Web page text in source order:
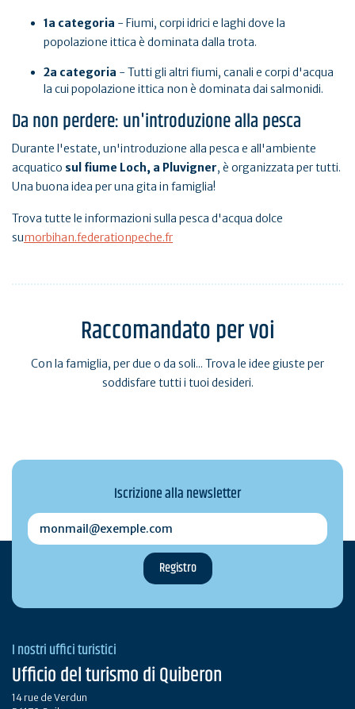
1a categoria - Fiumi, corpi idrici e laghi dove la
popolazione ittica è dominata dalla trota.
2a categoria - Tutti gli altri fiumi, canali e corpi d'acqua
la cui popolazione ittica non è dominata dai salmonidi.
Da non perdere: un'introduzione alla pesca
Durante l'estate, un'introduzione alla pesca e all'ambiente
acquatico sul fiume Loch, a Pluvigner, è organizzata per tutti.
Una buona idea per una gita in famiglia!
Trova tutte le informazioni sulla pesca d'acqua dolce
sumorbihan.federationpeche.fr
Raccomandato per voi
Con la famiglia, per due o da soli... Trova le idee giuste per
soddisfare tutti i tuoi desideri.
Iscrizione alla newsletter
monmail@exemple.com
I nostri uffici turistici
Ufficio del turismo di Quiberon
14 rue de Verdun